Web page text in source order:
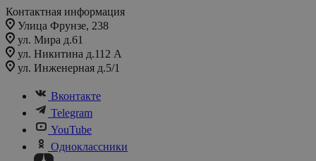
Контактная информация
Улица Фрунзе, 238​
ул. Мира д.61
ул. Никитина д.112 А
ул. Инженерная д.5/1
Вконтакте
Telegram
YouTube
Одноклассники